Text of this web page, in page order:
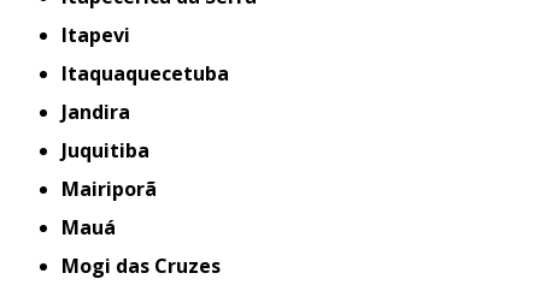
Itapevi
Itaquaquecetuba
Jandira
Juquitiba
Mairiporã
Mauá
Mogi das Cruzes